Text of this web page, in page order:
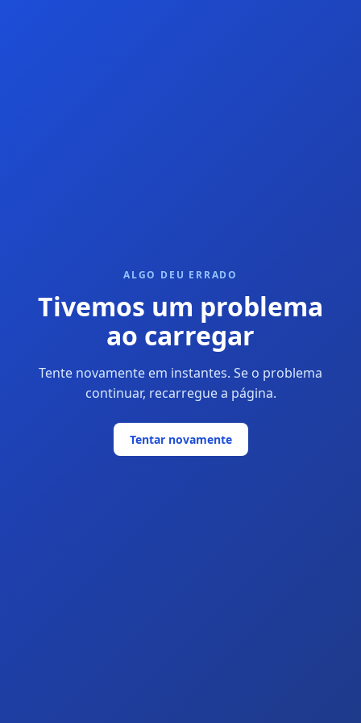
ALGO DEU ERRADO
Tivemos um problema
ao carregar
Tente novamente em instantes. Se o problema
continuar, recarregue a página.
Tentar novamente